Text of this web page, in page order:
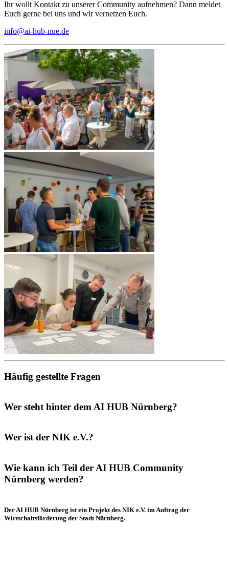
Ihr wollt Kontakt zu unserer Community aufnehmen? Dann meldet
Euch gerne bei uns und wir vernetzen Euch.
info@ai-hub-nue.de
Häufig gestellte Fragen
Wer steht hinter dem AI HUB Nürnberg?
Wer ist der NIK e.V.?
Wie kann ich Teil der AI HUB Community
Nürnberg werden?
Der AI HUB Nürnberg ist ein Projekt des NIK e.V. im Auftrag der
Wirtschaftsförderung der Stadt Nürnberg.